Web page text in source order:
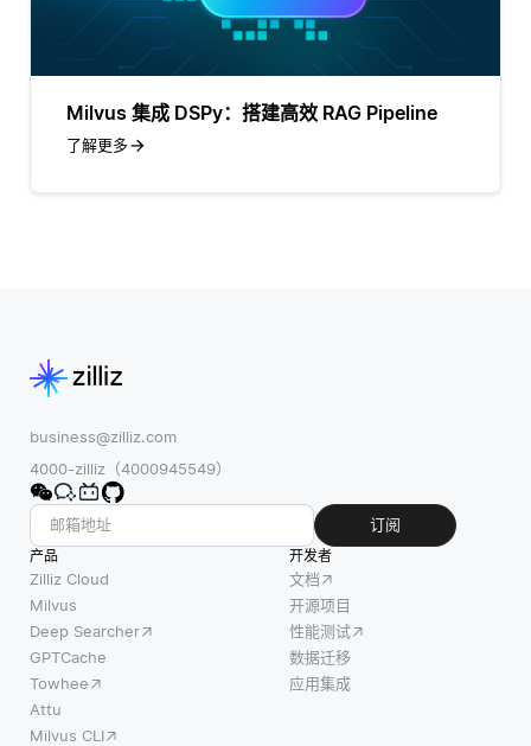
Milvus 集成 DSPy：搭建高效 RAG Pipeline
了解更多
business@zilliz.com
4000-zilliz（4000945549）
订阅
产品
Zilliz Cloud
Milvus
Deep Searcher
GPTCache
Towhee
Attu
Milvus CLI
开发者
文档
开源项目
性能测试
数据迁移
应用集成